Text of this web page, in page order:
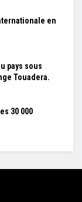
en
pays sous
Touadera.
30 000